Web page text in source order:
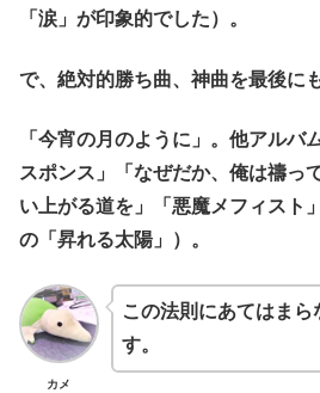
「涙」が印象的でした）。
で、絶対的勝ち曲、神曲を最後に
「今宵の月のように」。他アルバ
スポンス」「なぜだか、俺は禱っ
い上がる道を」「悪魔メフィスト
の「昇れる太陽」）。
カメ
この法則にあてはまら
す。